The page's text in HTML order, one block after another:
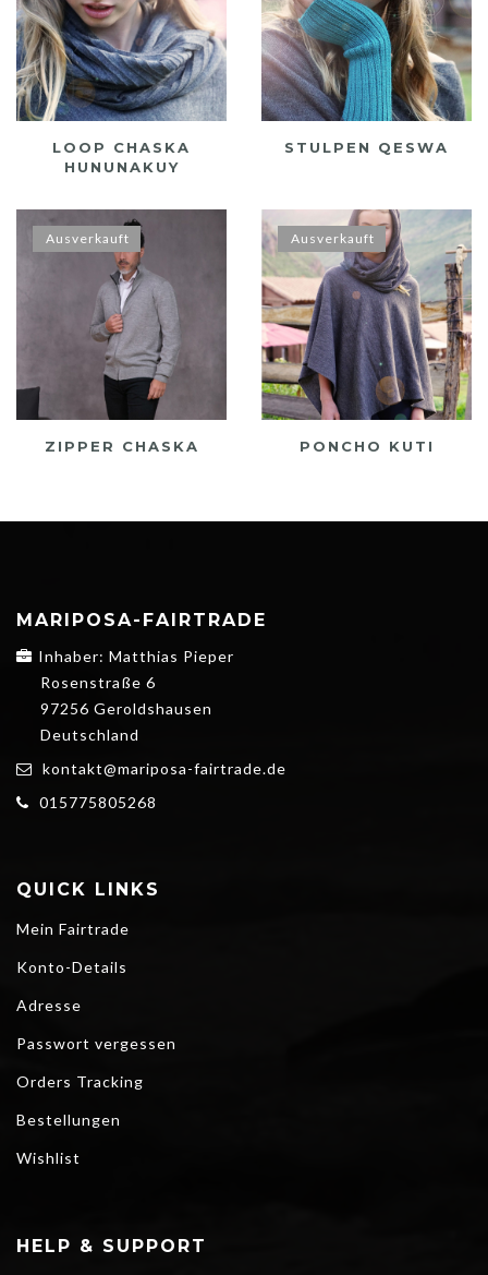
LOOP CHASKA
HUNUNAKUY
STULPEN QESWA
Ausverkauft
ZIPPER CHASKA
Ausverkauft
PONCHO KUTI
MARIPOSA-FAIRTRADE
Inhaber: Matthias Pieper
Rosenstraße 6
97256 Geroldshausen
Deutschland
kontakt@mariposa-fairtrade.de
015775805268
QUICK LINKS
Mein Fairtrade
Konto-Details
Adresse
Passwort vergessen
Orders Tracking
Bestellungen
Wishlist
HELP & SUPPORT